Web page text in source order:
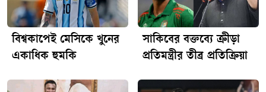
বিশ্বকাপেই মেসিকে খুনের
একাধিক হুমকি
সাকিবের বক্তব্যে ক্রীড়া
প্রতিমন্ত্রীর তীব্র প্রতিক্রিয়া